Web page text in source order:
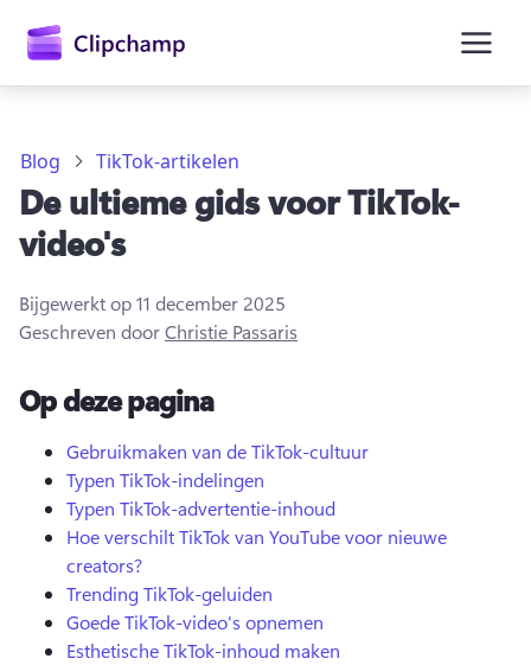
Aanmelden
Gratis uitproberen
Blog TikTok-artikelen
De ultieme gids voor TikTok-
video's
Bijgewerkt op11 december 2025
Geschreven doorChristie Passaris
Op deze pagina
Gebruikmaken van de TikTok-cultuur
Typen TikTok-indelingen
Typen TikTok-advertentie-inhoud
Hoe verschilt TikTok van YouTube voor nieuwe
creators?
Trending TikTok-geluiden
Goede TikTok-video's opnemen
Esthetische TikTok-inhoud maken